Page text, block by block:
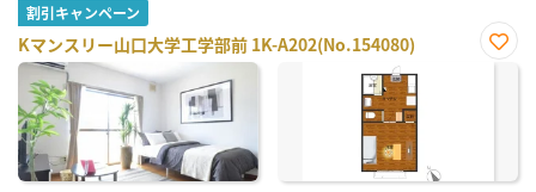
割引キャンペーン
Kマンスリー山口大学工学部前 1K-A202(No.154080)
お気